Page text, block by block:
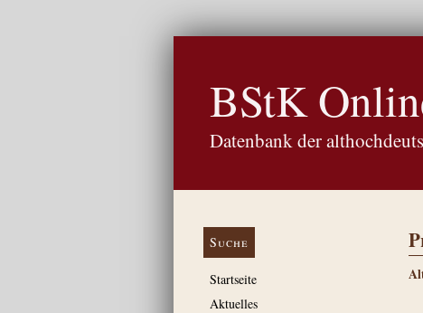
BStK
Datenbank der
Suche
Startseite
Aktuelles